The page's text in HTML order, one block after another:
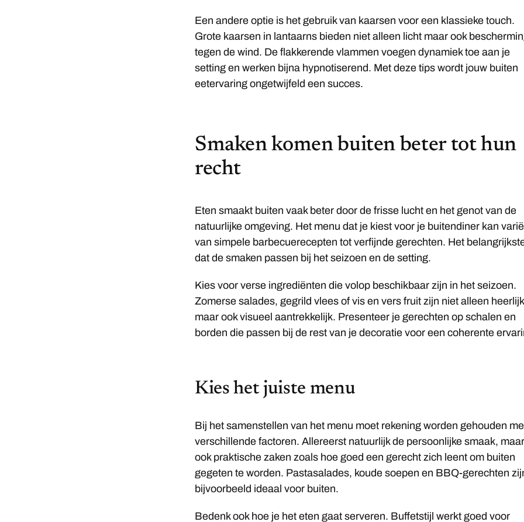
Een andere optie is het gebruik van kaarsen voor een klassieke touch.
Grote kaarsen in lantaarns bieden niet alleen licht maar ook
tegen de wind. De flakkerende vlammen voegen dynamiek toe aan je
setting en werken bijna hypnotiserend. Met deze tips wordt jouw buiten
eetervaring ongetwijfeld een succes.
Smaken komen buiten beter tot hun
recht
Eten smaakt buiten vaak beter door de frisse lucht en het genot van de
natuurlijke omgeving. Het menu dat je kiest voor je buitendiner kan
van simpele barbecuerecepten tot verfijnde gerechten. Het
dat de smaken passen bij het seizoen en de setting.
Kies voor verse ingrediënten die volop beschikbaar zijn in het seizoen.
Zomerse salades, gegrild vlees of vis en vers fruit zijn niet alleen
maar ook visueel aantrekkelijk. Presenteer je gerechten op schalen en
borden die passen bij de rest van je decoratie voor een coherente
Kies het juiste menu
Bij het samenstellen van het menu moet rekening worden gehouden
verschillende factoren. Allereerst natuurlijk de persoonlijke smaak, maar
ook praktische zaken zoals hoe goed een gerecht zich leent om buiten
gegeten te worden. Pastasalades, koude soepen en BBQ-gerechten
bijvoorbeeld ideaal voor buiten.
Bedenk ook hoe je het eten gaat serveren. Buffetstijl werkt goed voor